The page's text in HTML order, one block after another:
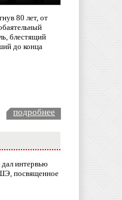
80 лет, от
блестящий
до конца
подробнее
интервью
посвященное